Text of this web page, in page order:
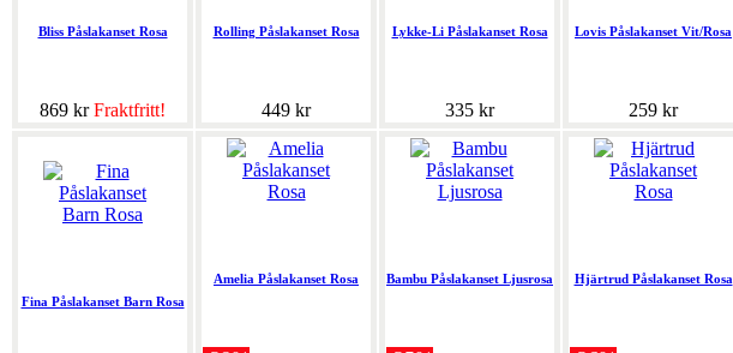
Bliss Påslakanset Rosa
869 krFraktfritt!
Rolling Påslakanset Rosa
449 kr
Lykke-Li Påslakanset Rosa
335 kr
Lovis Påslakanset Vit/Rosa
259 kr
Fina Påslakanset Barn Rosa
Amelia Påslakanset Rosa Bambu Påslakanset Ljusrosa Hjärtrud Påslakanset Rosa